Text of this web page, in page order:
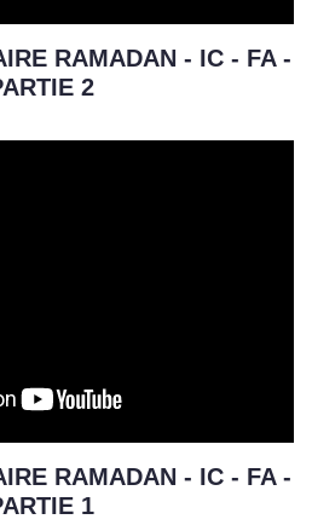
RAMADAN - IC - FA -
2
RAMADAN - IC - FA -
1